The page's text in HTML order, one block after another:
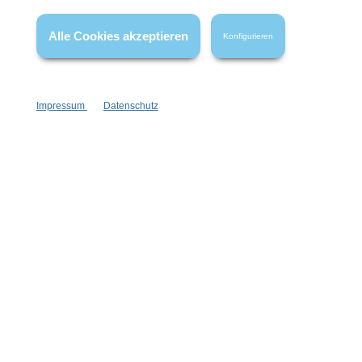
FAQ
Alle Cookies akzeptieren Konfigurieren
Impressum Datenschutz